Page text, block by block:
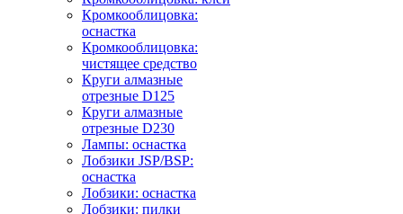
Кромкооблицовка:
оснастка
Кромкооблицовка:
чистящее средство
Круги алмазные
отрезные D125
Круги алмазные
отрезные D230
Лампы: оснастка
Лобзики JSP/BSP:
оснастка
Лобзики: оснастка
Лобзики: пилки